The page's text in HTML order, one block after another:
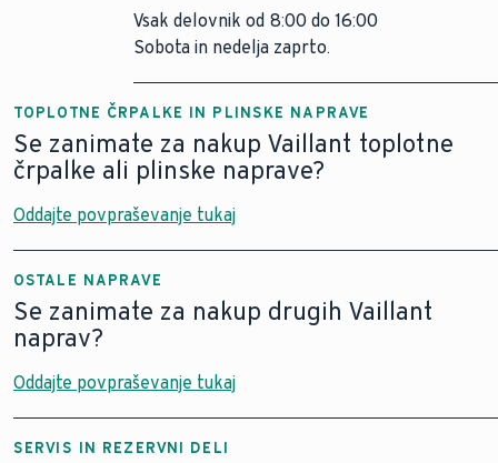
Vsak delovnik od 8:00 do 16:00
Sobota in nedelja zaprto.
TOPLOTNE ČRPALKE IN PLINSKE NAPRAVE
Se zanimate za nakup Vaillant toplotne
črpalke ali plinske naprave?
Oddajte povpraševanje tukaj
OSTALE NAPRAVE
Se zanimate za nakup drugih Vaillant
naprav?
Oddajte povpraševanje tukaj
SERVIS IN REZERVNI DELI